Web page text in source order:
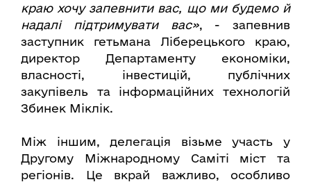
краю хочу запевнити вас, що ми будемо й
надалі підтримувати вас», - запевнив
заступник гетьмана Ліберецького краю,
директор Департаменту економіки,
власності, інвестицій, публічних
закупівель та інформаційних технологій
Збинек Міклік.
Між іншим, делегація візьме участь у
Другому Міжнародному Саміті міст та
регіонів. Це вкрай важливо, особливо